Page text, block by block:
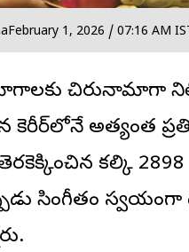
February 1, 2026 / 07:16 AM
చిరునామాగా
కెరీర్‌లోనే అత్యంత
కల్కి
సింగీతం స్వయంగా